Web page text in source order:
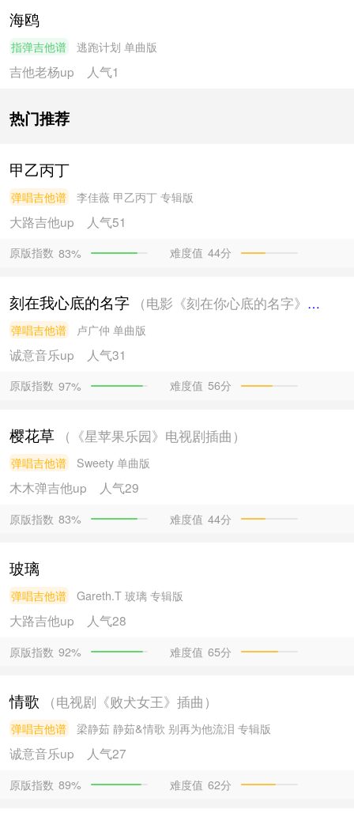
海鸥
指弹吉他谱 逃跑计划 单曲版
吉他老杨up 人气1
热门推荐
甲乙丙丁
弹唱吉他谱 李佳薇 甲乙丙丁 专辑版
大路吉他up 人气51
原版指数 83% 难度值 44分
刻在我心底的名字 （电影《刻在你心底的名字》主题曲）
弹唱吉他谱 卢广仲 单曲版
诚意音乐up 人气31
原版指数 97% 难度值 56分
樱花草 （《星苹果乐园》电视剧插曲）
弹唱吉他谱 Sweety 单曲版
木木弹吉他up 人气29
原版指数 83% 难度值 44分
玻璃
弹唱吉他谱 Gareth.T 玻璃 专辑版
大路吉他up 人气28
原版指数 92% 难度值 65分
情歌 （电视剧《败犬女王》插曲）
弹唱吉他谱 梁静茹 静茹&情歌 别再为他流泪 专辑版
诚意音乐up 人气27
原版指数 89% 难度值 62分